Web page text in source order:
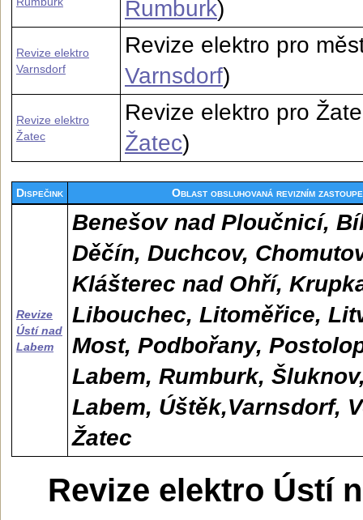
Rumburk)
Revize elektro
Varnsdorf
Revize elektro pro
Varnsdorf)
Revize elektro
Žatec
Revize elektro pro
Žatec)
Dispečink Oblast obsluhovaná revizním
Revize
Ústí nad
Labem
Benešov nad Ploučnicí,
Děčín, Duchcov,
Klášterec nad Ohří,
Libouchec, Litoměřice,
Most, Podbořany,
Labem, Rumburk,
Labem, Úštěk,Varnsdorf,
Žatec
Revize elektro Ústí